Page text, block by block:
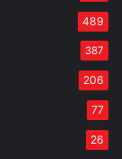
489
387
206
77
26